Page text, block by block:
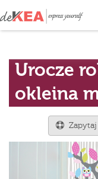
Urocze
okleina